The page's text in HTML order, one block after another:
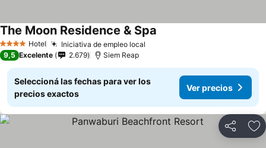
4 EstrellasHotel Iniciativa de empleo local
The Moon Residence & Spa
9,5 Excelente 2.679 Siem Reap
Seleccioná las fechas para ver los
precios exactos
Ver precios
Compartir